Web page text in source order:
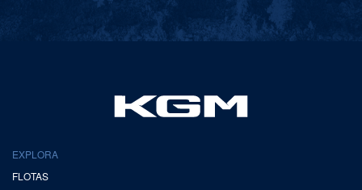
EXPLORA
FLOTAS